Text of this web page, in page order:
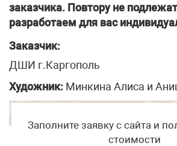
заказчика. Повтору не
разработаем для вас
Заказчик:
ДШИ г.Каргополь
Художник: Минкина Алиса и
Заполните заявку с сайта и
стоимости